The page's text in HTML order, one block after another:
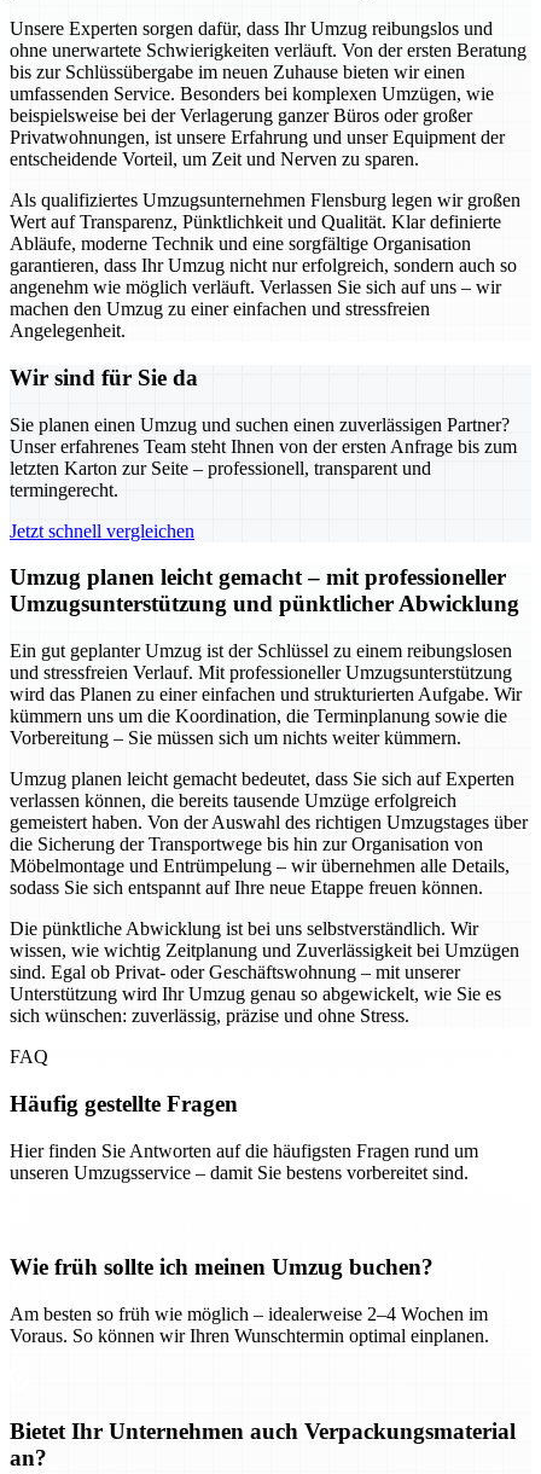
Unsere Experten sorgen dafür, dass Ihr Umzug reibungslos und
ohne unerwartete Schwierigkeiten verläuft. Von der ersten Beratung
bis zur Schlüssübergabe im neuen Zuhause bieten wir einen
umfassenden Service. Besonders bei komplexen Umzügen, wie
beispielsweise bei der Verlagerung ganzer Büros oder großer
Privatwohnungen, ist unsere Erfahrung und unser Equipment der
entscheidende Vorteil, um Zeit und Nerven zu sparen.
Als qualifiziertes Umzugsunternehmen Flensburg legen wir großen
Wert auf Transparenz, Pünktlichkeit und Qualität. Klar definierte
Abläufe, moderne Technik und eine sorgfältige Organisation
garantieren, dass Ihr Umzug nicht nur erfolgreich, sondern auch so
angenehm wie möglich verläuft. Verlassen Sie sich auf uns – wir
machen den Umzug zu einer einfachen und stressfreien
Angelegenheit.
Wir sind für Sie da
Sie planen einen Umzug und suchen einen zuverlässigen Partner?
Unser erfahrenes Team steht Ihnen von der ersten Anfrage bis zum
letzten Karton zur Seite – professionell, transparent und
termingerecht.
Jetzt schnell vergleichen
Umzug planen leicht gemacht – mit professioneller
Umzugsunterstützung und pünktlicher Abwicklung
Ein gut geplanter Umzug ist der Schlüssel zu einem reibungslosen
und stressfreien Verlauf. Mit professioneller Umzugsunterstützung
wird das Planen zu einer einfachen und strukturierten Aufgabe. Wir
kümmern uns um die Koordination, die Terminplanung sowie die
Vorbereitung – Sie müssen sich um nichts weiter kümmern.
Umzug planen leicht gemacht bedeutet, dass Sie sich auf Experten
verlassen können, die bereits tausende Umzüge erfolgreich
gemeistert haben. Von der Auswahl des richtigen Umzugstages über
die Sicherung der Transportwege bis hin zur Organisation von
Möbelmontage und Entrümpelung – wir übernehmen alle Details,
sodass Sie sich entspannt auf Ihre neue Etappe freuen können.
Die pünktliche Abwicklung ist bei uns selbstverständlich. Wir
wissen, wie wichtig Zeitplanung und Zuverlässigkeit bei Umzügen
sind. Egal ob Privat- oder Geschäftswohnung – mit unserer
Unterstützung wird Ihr Umzug genau so abgewickelt, wie Sie es
sich wünschen: zuverlässig, präzise und ohne Stress.
FAQ
Häufig gestellte Fragen
Hier finden Sie Antworten auf die häufigsten Fragen rund um
unseren Umzugsservice – damit Sie bestens vorbereitet sind.
Wie früh sollte ich meinen Umzug buchen?
Am besten so früh wie möglich – idealerweise 2–4 Wochen im
Voraus. So können wir Ihren Wunschtermin optimal einplanen.
Bietet Ihr Unternehmen auch Verpackungsmaterial
an?